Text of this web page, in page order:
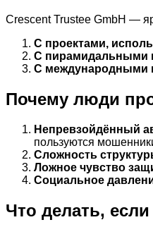
Crescent Trustee GmbH —
С проектами,
С пирамидальными
С международными
Почему люди
Непревзойдённый
пользуются
Сложность
Ложное чувство
Социальное
Что делать,